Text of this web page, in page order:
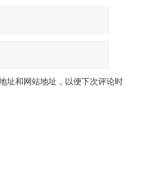
址和网站地址，以便下次评论时